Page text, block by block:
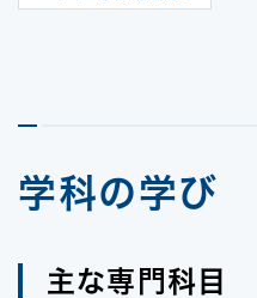
学科の学び
主な専門科目